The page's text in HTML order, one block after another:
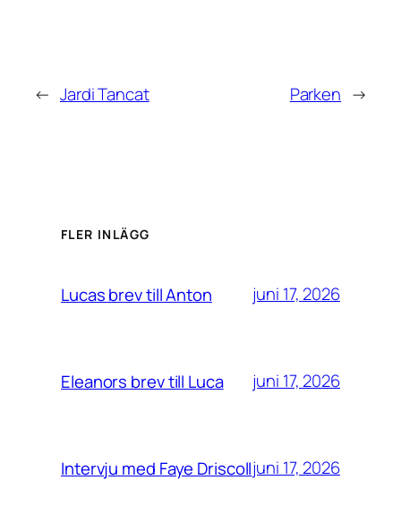
← Jardi Tancat Parken →
FLER INLÄGG
Lucas brev till Anton juni 17, 2026
Eleanors brev till Luca juni 17, 2026
Intervju med Faye Driscolljuni 17, 2026